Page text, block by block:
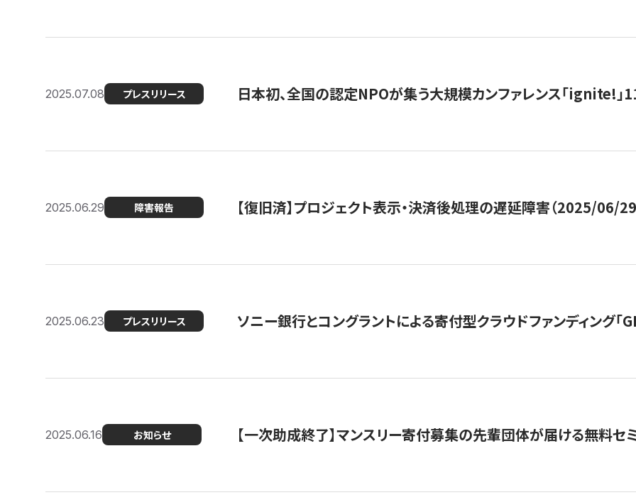
2025.07.08 プレスリリース 日本初、全国の認定NPOが集う大規模カンファレンス「ignite!」
2025.06.29 障害報告 【復旧済】プロジェクト表示・決済後処理の遅延障害（2025/06/29
2025.06.23 プレスリリース ソニー銀行とコングラントによる寄付型クラウドファンディング
2025.06.16 お知らせ 【一次助成終了】マンスリー寄付募集の先輩団体が届ける無料セ